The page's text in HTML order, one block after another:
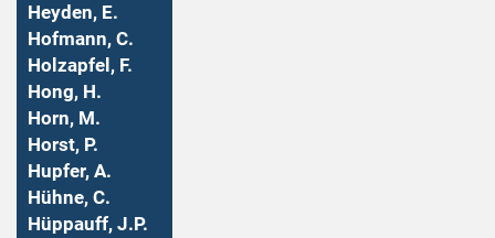
Heyden, E.
Hofmann, C.
Holzapfel, F.
Hong, H.
Horn, M.
Horst, P.
Hupfer, A.
Hühne, C.
Hüppauff, J.P.